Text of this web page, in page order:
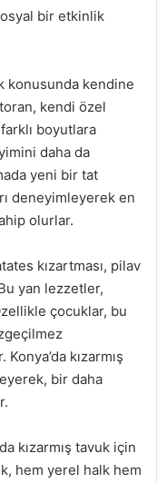
bir etkinlik
konusunda kendine
kendi özel
boyutlara
daha da
yeni bir tat
deneyimleyerek en
olurlar.
kızartması, pilav
yan lezzetler,
çocuklar, bu
kızarmış
bir daha
kızarmış tavuk için
hem yerel halk hem